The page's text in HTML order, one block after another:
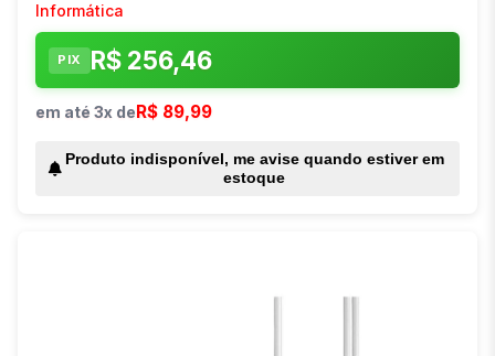
Informática
PIX R$ 256,46
em até 3x de R$ 89,99
Produto indisponível, me avise quando estiver em
estoque